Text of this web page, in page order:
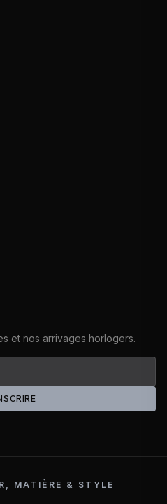
et nos arrivages horlogers.
MATIÈRE & STYLE